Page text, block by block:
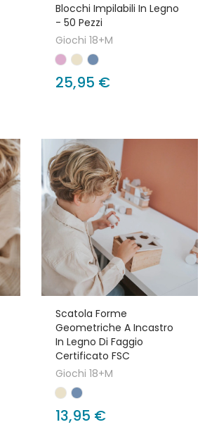
Blocchi Impilabili In Legno
- 50 Pezzi
Giochi 18+M
25,95 €
Scatola Forme
Geometriche A Incastro
In Legno Di Faggio
Certificato FSC
Giochi 18+M
13,95 €